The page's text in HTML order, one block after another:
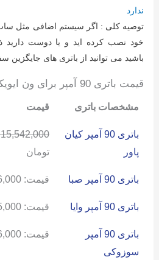
ندارد
توصیه کلی : اگر سیستم اضافی مثل
خود نصب کرده اید و یا دوست دارید
باشید می توانید از باتری های جایگزین
قیمت باتری 90 آمپر برای ون ایویکو دیلی:
مشخصات باتری قیمت
باتری 90 آمپر کیان
پاور
15,542,000
تومان
باتری 90 آمپر صبا قیمت:
باتری 90 آمپر وایا قیمت:
باتری 90 آمپر
سوزوکی
قیمت: